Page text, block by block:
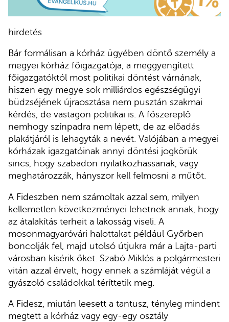
hirdetés
Bár formálisan a kórház ügyében döntő személy a
megyei kórház főigazgatója, a meggyengített
főigazgatóktól most politikai döntést várnának,
hiszen egy megye sok milliárdos egészségügyi
büdzséjének újraosztása nem pusztán szakmai
kérdés, de vastagon politikai is. A főszereplő
nemhogy színpadra nem lépett, de az előadás
plakátjáról is lehagyták a nevét. Valójában a megyei
kórházak igazgatóinak annyi döntési jogkörük
sincs, hogy szabadon nyilatkozhassanak, vagy
meghatározzák, hányszor kell felmosni a műtőt.
A Fideszben nem számoltak azzal sem, milyen
kellemetlen következményei lehetnek annak, hogy
az átalakítás terheit a lakosság viseli. A
mosonmagyaróvári halottakat például Győrben
boncolják fel, majd utolsó útjukra már a Lajta-parti
városban kísérik őket. Szabó Miklós a polgármesteri
vitán azzal érvelt, hogy ennek a számláját végül a
gyászoló családokkal téríttetik meg.
A Fidesz, miután leesett a tantusz, tényleg mindent
megtett a kórház vagy egy-egy osztály